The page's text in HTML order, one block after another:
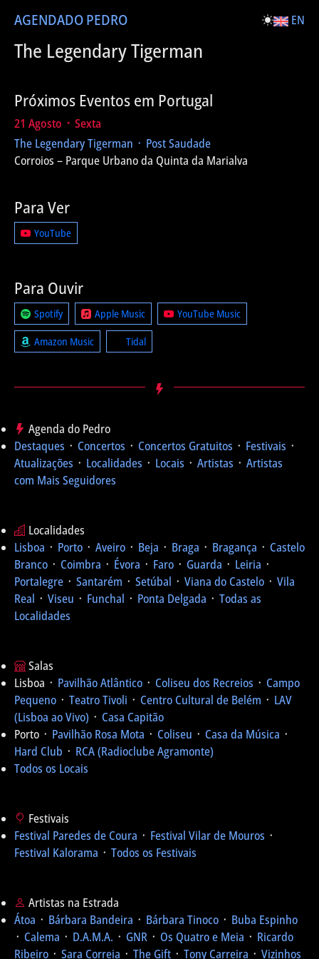
AGENDADO PEDRO EN
The Legendary Tigerman
Próximos Eventos em Portugal
21 Agosto ᛫ Sexta
The Legendary Tigerman ᛫ Post Saudade
Corroios – Parque Urbano da Quinta da Marialva
Para Ver
YouTube
Para Ouvir
Spotify Apple Music YouTube Music
Amazon Music Tidal
Agenda do Pedro
Destaques ᛫ Concertos ᛫ Concertos Gratuitos ᛫ Festivais ᛫
Atualizações ᛫ Localidades ᛫ Locais ᛫ Artistas ᛫ Artistas
com Mais Seguidores
Localidades
Lisboa ᛫ Porto ᛫ Aveiro ᛫ Beja ᛫ Braga ᛫ Bragança ᛫ Castelo
Branco ᛫ Coimbra ᛫ Évora ᛫ Faro ᛫ Guarda ᛫ Leiria ᛫
Portalegre ᛫ Santarém ᛫ Setúbal ᛫ Viana do Castelo ᛫ Vila
Real ᛫ Viseu ᛫ Funchal ᛫ Ponta Delgada ᛫ Todas as
Localidades
Salas
Lisboa ᛫ Pavilhão Atlântico ᛫ Coliseu dos Recreios ᛫ Campo
Pequeno ᛫ Teatro Tivoli ᛫ Centro Cultural de Belém ᛫ LAV
(Lisboa ao Vivo) ᛫ Casa Capitão
Porto ᛫ Pavilhão Rosa Mota ᛫ Coliseu ᛫ Casa da Música ᛫
Hard Club ᛫ RCA (Radioclube Agramonte)
Todos os Locais
Festivais
Festival Paredes de Coura ᛫ Festival Vilar de Mouros ᛫
Festival Kalorama ᛫ Todos os Festivais
Artistas na Estrada
Átoa ᛫ Bárbara Bandeira ᛫ Bárbara Tinoco ᛫ Buba Espinho
᛫ Calema ᛫ D.A.M.A. ᛫ GNR ᛫ Os Quatro e Meia ᛫ Ricardo
Ribeiro ᛫ Sara Correia ᛫ The Gift ᛫ Tony Carreira ᛫ Vizinhos